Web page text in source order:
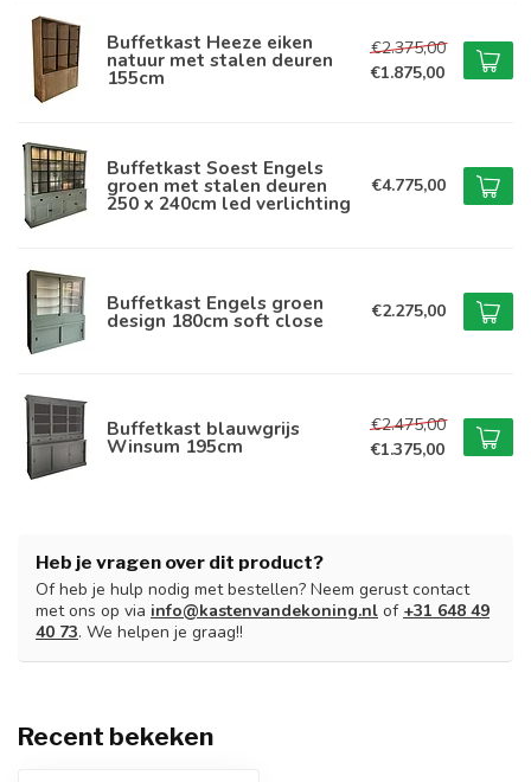
Buffetkast Heeze eiken
natuur met stalen deuren
155cm
€2.375,00
€1.875,00
Buffetkast Soest Engels
groen met stalen deuren
250 x 240cm led verlichting
€4.775,00
Buffetkast Engels groen
design 180cm soft close €2.275,00
Buffetkast blauwgrijs
Winsum 195cm
€2.475,00
€1.375,00
Heb je vragen over dit product?
Of heb je hulp nodig met bestellen? Neem gerust contact
met ons op via info@kastenvandekoning.nl of +31 648 49
40 73. We helpen je graag!!
Recent bekeken